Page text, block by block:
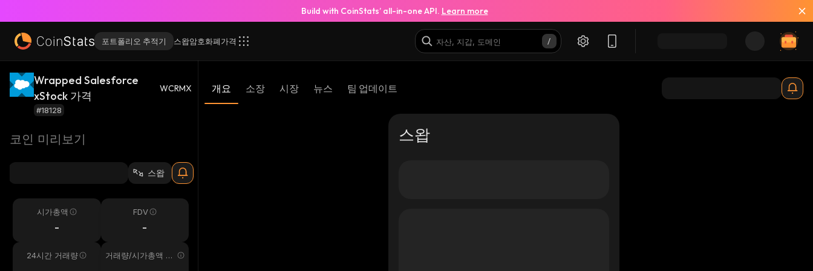
Build with CoinStats’ all-in-one API. Learn more
포트폴리오 추적기 스왑암호화폐가격
Wrapped Salesforce
xStock 가격
WCRMX
#18128
코인 미리보기
스왑
시가총액
-
FDV
-
24시간 거래량
거래량/시가총액 24
개요 소장 시장 뉴스 팀 업데이트
스왑